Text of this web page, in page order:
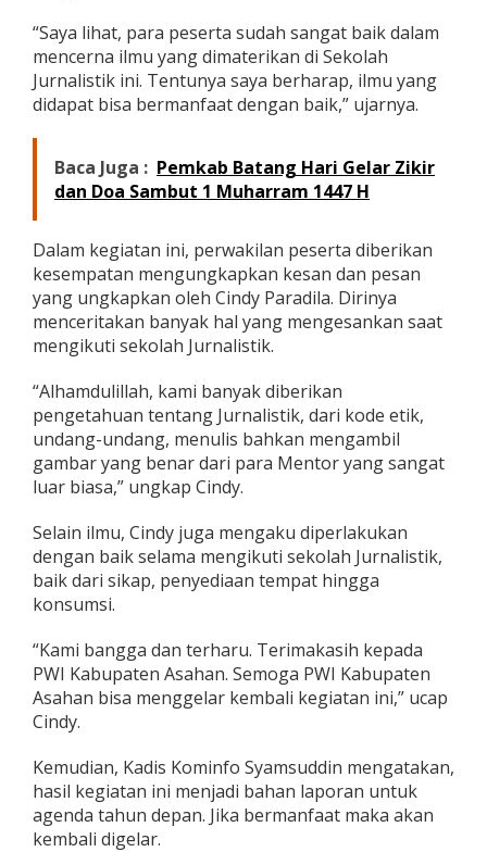
“Saya lihat, para peserta sudah sangat baik dalam
mencerna ilmu yang dimaterikan di Sekolah
Jurnalistik ini. Tentunya saya berharap, ilmu yang
didapat bisa bermanfaat dengan baik,” ujarnya.
Baca Juga : Pemkab Batang Hari Gelar Zikir
dan Doa Sambut 1 Muharram 1447 H
Dalam kegiatan ini, perwakilan peserta diberikan
kesempatan mengungkapkan kesan dan pesan
yang ungkapkan oleh Cindy Paradila. Dirinya
menceritakan banyak hal yang mengesankan saat
mengikuti sekolah Jurnalistik.
“Alhamdulillah, kami banyak diberikan
pengetahuan tentang Jurnalistik, dari kode etik,
undang-undang, menulis bahkan mengambil
gambar yang benar dari para Mentor yang sangat
luar biasa,” ungkap Cindy.
Selain ilmu, Cindy juga mengaku diperlakukan
dengan baik selama mengikuti sekolah Jurnalistik,
baik dari sikap, penyediaan tempat hingga
konsumsi.
“Kami bangga dan terharu. Terimakasih kepada
PWI Kabupaten Asahan. Semoga PWI Kabupaten
Asahan bisa menggelar kembali kegiatan ini,” ucap
Cindy.
Kemudian, Kadis Kominfo Syamsuddin mengatakan,
hasil kegiatan ini menjadi bahan laporan untuk
agenda tahun depan. Jika bermanfaat maka akan
kembali digelar.